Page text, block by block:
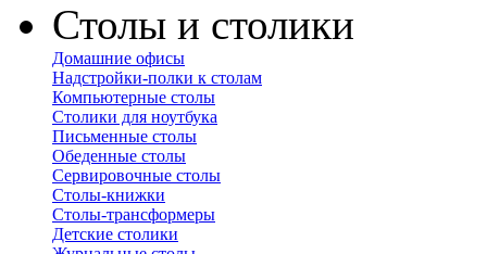
Столы и столики
Домашние офисы
Надстройки-полки к столам
Компьютерные столы
Столики для ноутбука
Письменные столы
Обеденные столы
Сервировочные столы
Столы-книжки
Столы-трансформеры
Детские столики